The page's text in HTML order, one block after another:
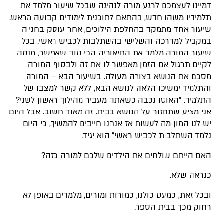
דמיינו לעצמכם לרגע מורה לנהיגה שבכל שיעור מלמד את
תלמידיו משהו חדש, בהתאם לתוכנית לימודים קבועה מראש.
שיעור אחד מתמקד בהחלפת הילוכים, אחר עוסק בחנייה
במקביל למדרכה והשלישי בהשתלבות לכביש ראשי. בכל
שיעור המורה מלמד את התיאוריה הכי טוב שאפשר, מנסה
לקיים תרגול אם הזמן מאפשר לו את זה ולבסוף המורה
מסכם את הנושא בצורה מעולה. בשיעור הבא – המורה
והתלמיד ימשיכו הלאה לנושא הבא, ללא קשר למצבו של
התלמיד. "האוטו נכבה כשאתה מעביר מהילוך ראשון לשני?
אני מציע שתחזור על הנושא בבית. זה מאוד חשוב. אבל היום
יש לנו המון מה לעשות אז אנחנו חייבים להמשיך, כי היום
נלמד השתלבות לכביש ראשי" הוא יגיד.
האם הייתם שולחים את הילדים שלכם למורה כזה?
כנראה שלא.
ובכל זאת, כמעט כולנו, כמורות ומורים, מלמדים באופן לא
רחוק מכך בבית הספר.